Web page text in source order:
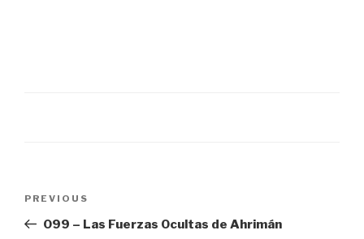
Previous
Post
PREVIOUS
099 – Las Fuerzas Ocultas de Ahrimán